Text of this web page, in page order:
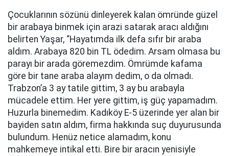
Çocuklarının sözünü dinleyerek kalan ömründe güzel
bir arabaya binmek için arazi satarak aracı aldığını
belirten Yaşar, “Hayatımda ilk defa sıfır bir araba
aldım. Arabaya 820 bin TL ödedim. Arsam olmasa bu
parayı bir arada göremezdim. Ömrümde kafama
göre bir tane araba alayım dedim, o da olmadı.
Trabzon’a 3 ay tatile gittim, 3 ay bu arabayla
mücadele ettim. Her yere gittim, iş güç yapamadım.
Huzurla binemedim. Kadıköy E-5 üzerinde yer alan bir
bayiden satın aldım, firma hakkında suç duyurusunda
bulundum. Henüz netice alamadım, konu
mahkemeye intikal etti. Bire bir aracın yenisiyle